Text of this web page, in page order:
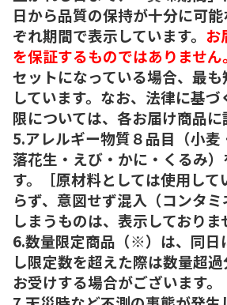
日から品質の保持が十分に可
ぞれ期間で表示しています。 お
を保証するものではありません。
セットになっている場合、最
しています。なお、法律に基
限については、各お届け商品に
5.アレルギー物質８品目（小麦
落花生・えび・かに・くるみ
す。［原材料としては使用し
らず、意図せず混入（コンタ
しまうものは、表示しておりま
6.数量限定商品（※）は、同日
し限定数を超えた際は数量超
お受けする場合がございます。